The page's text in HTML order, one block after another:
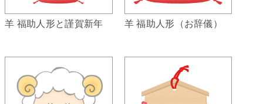
羊 福助人形と謹賀新年 羊 福助人形（お辞儀）